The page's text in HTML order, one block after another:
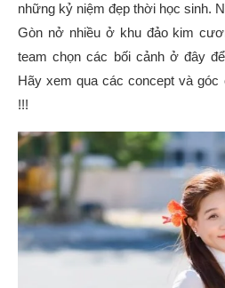
những kỷ niệm đẹp thời học sinh.
Gòn nở nhiều ở khu đảo kim
team chọn các bối cảnh ở đây
Hãy xem qua các concept và
!!!